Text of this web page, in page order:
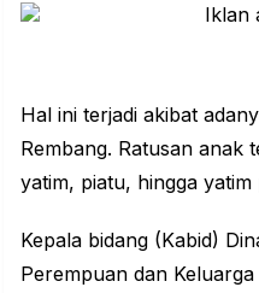
Hal ini terjadi akibat
Rembang. Ratusan anak
yatim, piatu, hingga yatim
Kepala bidang (Kabid)
Perempuan dan